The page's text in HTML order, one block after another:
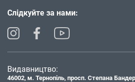
Слідкуйте за нами:
Видавництво:
46002, м. Тернопіль, просп. Степана